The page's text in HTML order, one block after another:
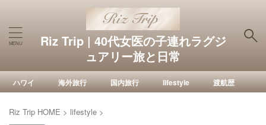
Riz Trip | 40代女医の子連れラグジ
ュアリー旅と日常
ハワイ 海外旅行 国内旅行 lifestyle 渡航歴
Riz Trip HOME > lifestyle >